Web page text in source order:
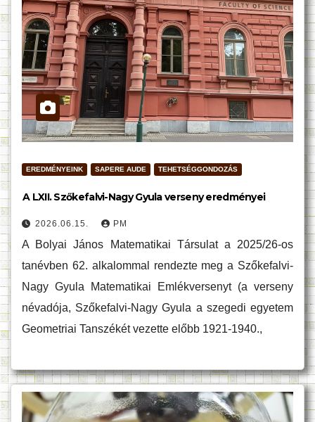
EREDMÉNYEINK SAPERE AUDE TEHETSÉGGONDOZÁS
A LXII. Szőkefalvi-Nagy Gyula verseny eredményei
2026.06.15. PM
A Bolyai János Matematikai Társulat a 2025/26-os
tanévben 62. alkalommal rendezte meg a Szőkefalvi-
Nagy Gyula Matematikai Emlékversenyt (a verseny
névadója, Szőkefalvi-Nagy Gyula a szegedi egyetem
Geometriai Tanszékét vezette előbb 1921-1940.,